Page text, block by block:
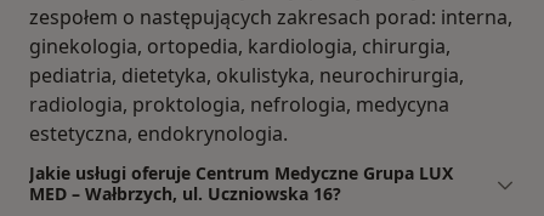
zespołem o następujących zakresach porad: interna,
ginekologia, ortopedia, kardiologia, chirurgia,
pediatria, dietetyka, okulistyka, neurochirurgia,
radiologia, proktologia, nefrologia, medycyna
estetyczna, endokrynologia.
Jakie usługi oferuje Centrum Medyczne Grupa LUX
MED – Wałbrzych, ul. Uczniowska 16?